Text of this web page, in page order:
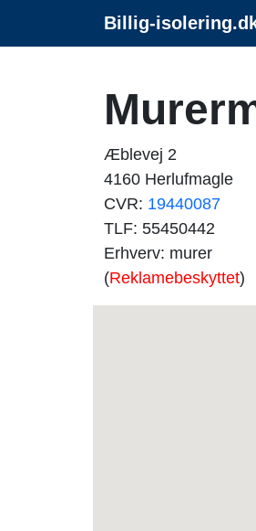
Billig-
Æblevej 2
4160 Herlufmagle
CVR: 19440087
TLF: 55450442
Erhverv: murer
(Reklamebeskyttet)